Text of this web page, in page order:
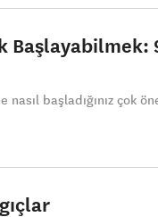
Başlayabilmek:
nasıl başladığınız çok